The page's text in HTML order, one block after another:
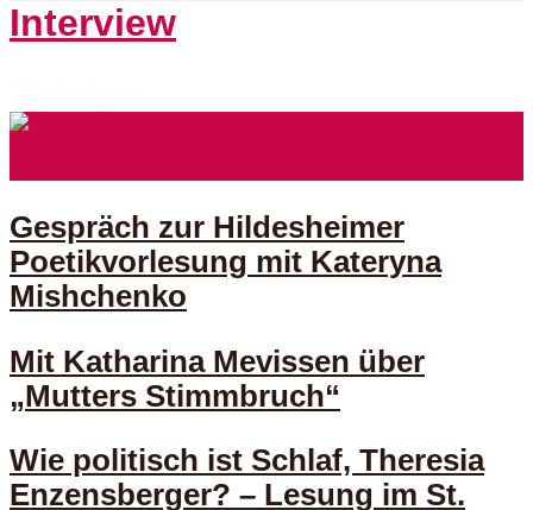
Interview
Gespräch zur Hildesheimer
Poetikvorlesung mit Kateryna
Mishchenko
Mit Katharina Mevissen über
„Mutters Stimmbruch“
Wie politisch ist Schlaf, Theresia
Enzensberger? – Lesung im St.